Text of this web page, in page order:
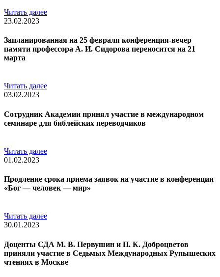
Читать далее
23.02.2023
Запланированная на 25 февраля конференция-вечер
памяти профессора А. И. Сидорова переносится на 21
марта
Читать далее
03.02.2023
Сотрудник Академии принял участие в международном
семинаре для библейских переводчиков
Читать далее
01.02.2023
Продление срока приема заявок на участие в конференции
«Бог — человек — мир»
Читать далее
30.01.2023
Доценты СДА М. В. Первушин и П. К. Доброцветов
приняли участие в Седьмых Международных Рупышеских
чтениях в Москве